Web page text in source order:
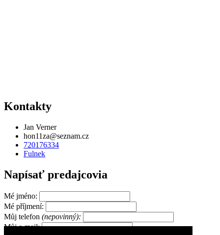
Kontakty
Jan Verner
hon11za@seznam.cz
720176334
Fulnek
Napísať predajcovia
Mé jméno:
Mé příjmení:
Můj telefon (nepovinný):
Můj e-mail: